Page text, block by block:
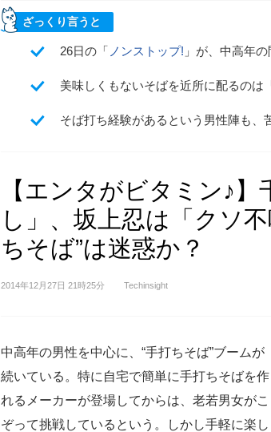
ざっくり言うと
26日の「 ノンストップ! 」が、中高年
美味しくもないそばを近所に配るのは
そば打ち経験があるという男性陣も、
【エンタがビタミン♪】
し」、坂上忍は「クソ
ちそば”は迷惑か？
2014年12月27日 21時25分 Techinsight
中高年の男性を中心に、“手打ちそば”ブームが
続いている。特に自宅で簡単に手打ちそばを作
れるメーカーが登場してからは、老若男女がこ
ぞって挑戦しているという。しかし手軽に楽し